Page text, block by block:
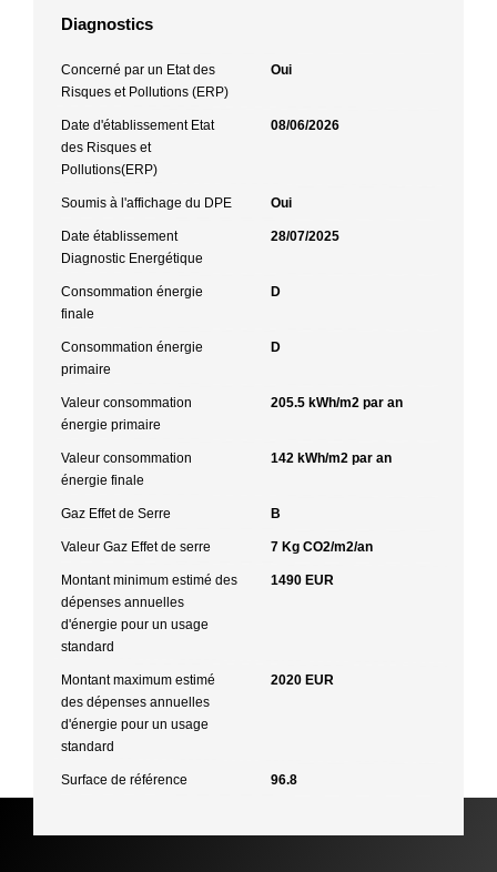
Diagnostics
Concerné par un Etat des
Risques et Pollutions (ERP)
Oui
Date d'établissement Etat
des Risques et
Pollutions(ERP)
08/06/2026
Soumis à l'affichage du DPE Oui
Date établissement
Diagnostic Energétique
28/07/2025
Consommation énergie
finale
D
Consommation énergie
primaire
D
Valeur consommation
énergie primaire
205.5 kWh/m2 par an
Valeur consommation
énergie finale
142 kWh/m2 par an
Gaz Effet de Serre B
Valeur Gaz Effet de serre 7 Kg CO2/m2/an
Montant minimum estimé des
dépenses annuelles
d'énergie pour un usage
standard
1490 EUR
Montant maximum estimé
des dépenses annuelles
d'énergie pour un usage
standard
2020 EUR
Surface de référence 96.8